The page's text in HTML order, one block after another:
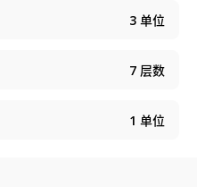
3 单位
7 层数
1 单位